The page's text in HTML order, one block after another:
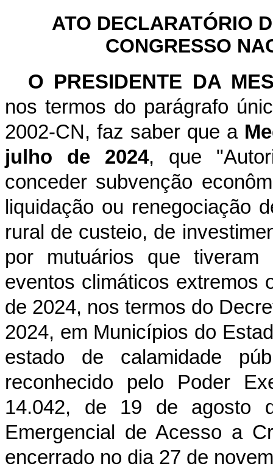
ATO DECLARATÓRIO
CONGRESSO
O PRESIDENTE DA
nos termos do parágrafo
2002-CN, faz saber que a
julho de 2024, que
conceder subvenção
liquidação ou renegociação
rural de custeio, de
por mutuários que tiveram
eventos climáticos extremos
de 2024, nos termos do
2024, em Municípios do
estado de calamidade
reconhecido pelo Poder
14.042, de 19 de agosto
Emergencial de Acesso a
encerrado no dia 27 de